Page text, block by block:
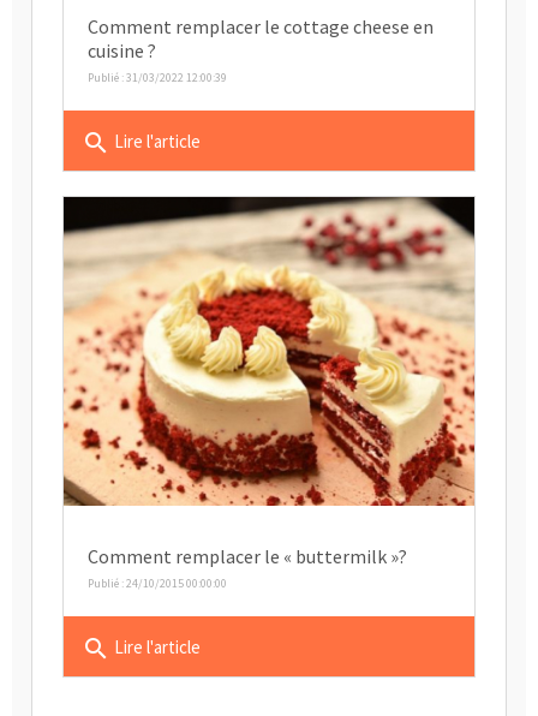
Comment remplacer le cottage cheese en
cuisine ?
Publié : 31/03/2022 12:00:39
search Lire l'article
Comment remplacer le « buttermilk »?
Publié : 24/10/2015 00:00:00
search Lire l'article